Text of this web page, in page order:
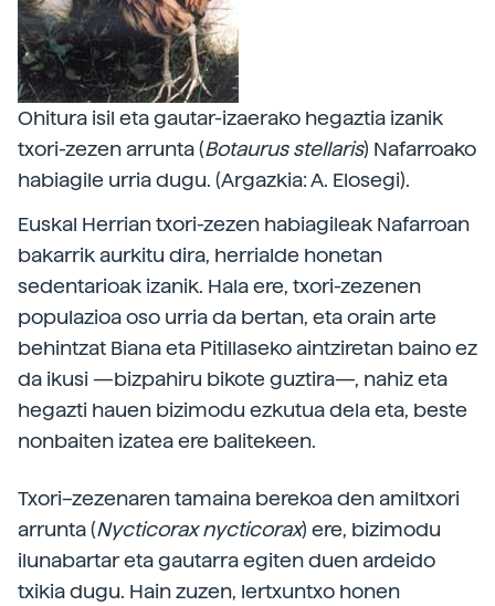
Ohitura isil eta gautar-izaerako hegaztia izanik
txori-zezen arrunta (Botaurus stellaris) Nafarroako
habiagile urria dugu. (Argazkia: A. Elosegi).
Euskal Herrian txori-zezen habiagileak Nafarroan
bakarrik aurkitu dira, herrialde honetan
sedentarioak izanik. Hala ere, txori-zezenen
populazioa oso urria da bertan, eta orain arte
behintzat Biana eta Pitillaseko aintziretan baino ez
da ikusi —bizpahiru bikote guztira—, nahiz eta
hegazti hauen bizimodu ezkutua dela eta, beste
nonbaiten izatea ere balitekeen.
Txori–zezenaren tamaina berekoa den amiltxori
arrunta (Nycticorax nycticorax) ere, bizimodu
ilunabartar eta gautarra egiten duen ardeido
txikia dugu. Hain zuzen, lertxuntxo honen